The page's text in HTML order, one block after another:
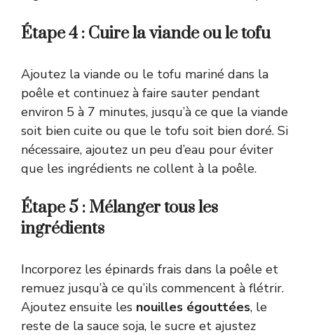
Étape 4 : Cuire la viande ou le tofu
Ajoutez la viande ou le tofu mariné dans la
poêle et continuez à faire sauter pendant
environ 5 à 7 minutes, jusqu’à ce que la viande
soit bien cuite ou que le tofu soit bien doré. Si
nécessaire, ajoutez un peu d’eau pour éviter
que les ingrédients ne collent à la poêle.
Étape 5 : Mélanger tous les
ingrédients
Incorporez les épinards frais dans la poêle et
remuez jusqu’à ce qu’ils commencent à flétrir.
Ajoutez ensuite les nouilles égouttées, le
reste de la sauce soja, le sucre et ajustez